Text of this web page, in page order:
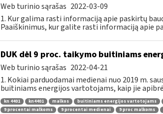
Web turinio sąrašas 2022-03-09
1. Kur galima rasti informaciją apie paskirtų
Paaiškinimus, kur galite rasti informaciją apie
DUK dėl 9 proc. taikymo buitiniams
Web turinio sąrašas 2022-04-21
1. Kokiai parduodamai medienai nuo 2019 m.
buitiniams energijos vartotojams, kaip jie
kn 4401 kn4401 malkos buitiniams energijos vartotojams
9 procentai malkoms
9 procentai medienai 9 proc malkoms